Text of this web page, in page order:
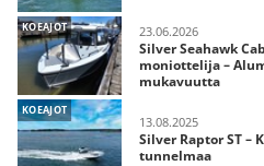
KOEAJOT 23.06.2026
Silver Seahawk
moniottelija –
mukavuutta
KOEAJOT
13.08.2025
Silver Raptor ST –
tunnelmaa